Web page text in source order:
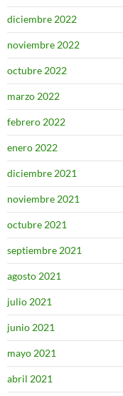
diciembre 2022
noviembre 2022
octubre 2022
marzo 2022
febrero 2022
enero 2022
diciembre 2021
noviembre 2021
octubre 2021
septiembre 2021
agosto 2021
julio 2021
junio 2021
mayo 2021
abril 2021